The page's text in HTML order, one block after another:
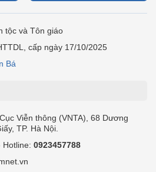
tộc và Tôn giáo
cấp ngày 17/10/2025
Bá
Viễn thông (VNTA), 68 Dương
TP. Hà Nội.
Hotline: 0923457788